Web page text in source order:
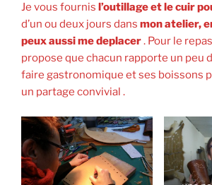
Je vous fournis l’outillage et le cuir
d’un ou deux jours dans mon atelier,
peux aussi me deplacer. Pour le
propose que chacun rapporte un peu
faire gastronomique et ses boissons
un partage convivial .